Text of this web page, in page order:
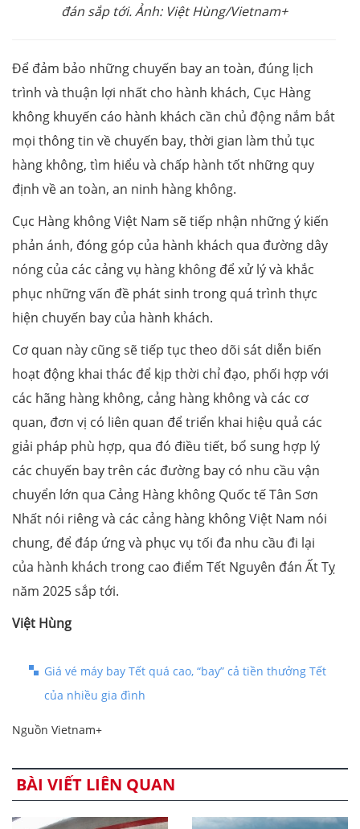
đán sắp tới. Ảnh: Việt Hùng/Vietnam+
Để đảm bảo những chuyến bay an toàn, đúng lịch
trình và thuận lợi nhất cho hành khách, Cục Hàng
không khuyến cáo hành khách cần chủ động nắm bắt
mọi thông tin về chuyến bay, thời gian làm thủ tục
hàng không, tìm hiểu và chấp hành tốt những quy
định về an toàn, an ninh hàng không.
Cục Hàng không Việt Nam sẽ tiếp nhận những ý kiến
phản ánh, đóng góp của hành khách qua đường dây
nóng của các cảng vụ hàng không để xử lý và khắc
phục những vấn đề phát sinh trong quá trình thực
hiện chuyến bay của hành khách.
Cơ quan này cũng sẽ tiếp tục theo dõi sát diễn biến
hoạt động khai thác để kịp thời chỉ đạo, phối hợp với
các hãng hàng không, cảng hàng không và các cơ
quan, đơn vị có liên quan để triển khai hiệu quả các
giải pháp phù hợp, qua đó điều tiết, bổ sung hợp lý
các chuyến bay trên các đường bay có nhu cầu vận
chuyển lớn qua Cảng Hàng không Quốc tế Tân Sơn
Nhất nói riêng và các cảng hàng không Việt Nam nói
chung, để đáp ứng và phục vụ tối đa nhu cầu đi lại
của hành khách trong cao điểm Tết Nguyên đán Ất Tỵ
năm 2025 sắp tới.
Việt Hùng
Giá vé máy bay Tết quá cao, “bay” cả tiền thưởng Tết
của nhiều gia đình
Nguồn Vietnam+
BÀI VIẾT LIÊN QUAN